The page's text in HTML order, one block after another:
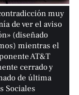
muy
de ver el aviso
(diseñado
mientras el
AT&T
cerrado y
de última
Sociales